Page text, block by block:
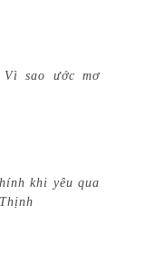
sao ước mơ
khi yêu qua